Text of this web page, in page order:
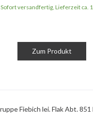
Sofort versandfertig, Lieferzeit ca.
Zum Produkt